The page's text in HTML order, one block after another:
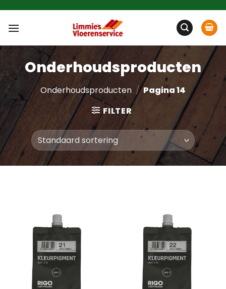
inhoud
Onderhoudsproducten
Onderhoudsproducten / Pagina 14
FILTER